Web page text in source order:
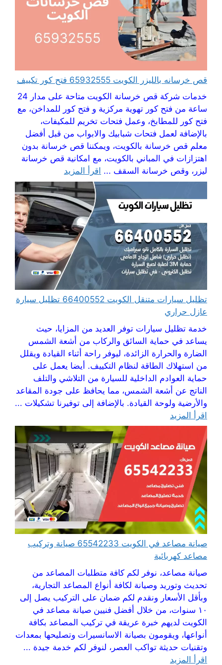
قص خرسانه بالليزر الكويت 65932555 فتح كور تكييف
خدمات شركة قص خرسانة الكويت متاحة على مدار 24
ساعة من فتح كور تهوية مركزية و فتح كور للمداخن، مع
فتح كور للمطابخ، وعمل فتحات تخريم للمكيفات،
بالإضافة لعمل فتحات شبابيك والابواب من قبل أفضل
معلم قص خرسانة بالكويت، ويمكننا قص خرسانة بدون
اهتزازات في المباني بالكويت، مع امكانية قص خرسانة
ليزر، وقص خرسانة السقف ... اقرأ المزيد
تظليل سيارات متنقل الكويت 66400552 تظليل سيارة
عازل حراري
خدمة تظليل سيارات توفر العديد من المزايا، حيث
يساعد في حماية السائق والركاب من أشعة الشمس
الضارة والحرارة الزائدة، ليوفر راحة أثناء القيادة ويقلل
من استهلاك الطاقة لنظام التكييف. أيضا يعمل على
حماية العوادم الداخلية للسيارة من التلاشي والتلف
الناتج عن أشعة الشمس، مما يحافظ على جودة المقاعد
والأرضية ولوحة القيادة. بالإضافة إلى توفيرنا تشكيلات ...
اقرأ المزيد
صيانة مصاعد في الكويت 65542233 صيانة وتركيب
مصاعد كهربائية
صيانة مصاعد، نوفر لكم كافة متطلبات المصاعد من
تحديث وتوريد وصيانة لكافة أنواع المصاعد التجارية،
وبأقل الأسعار ونقدم لكم ضمان على التركيب يصل إلى
١٠ سنوات، من خلال أفضل فنيين صيانة مصاعد في
الكويت لديهم خبرة عريقة في تركيب المصاعد بكافة
أنواعها، ويقومون بصيانة الاسانسيرات وتصليحها بمعدات
وتقنيات حديثة تواكب العصر، لنوفر لكم خدمة جيدة ...
اقرأ المزيد